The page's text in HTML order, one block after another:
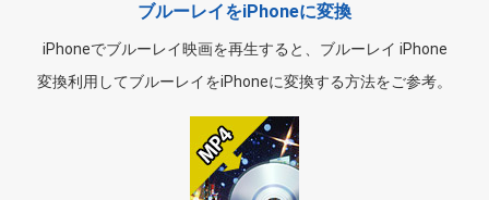
ブルーレイをiPhoneに変換
iPhoneでブルーレイ映画を再生すると、ブルーレイ iPhone
変換利用してブルーレイをiPhoneに変換する方法をご参考。